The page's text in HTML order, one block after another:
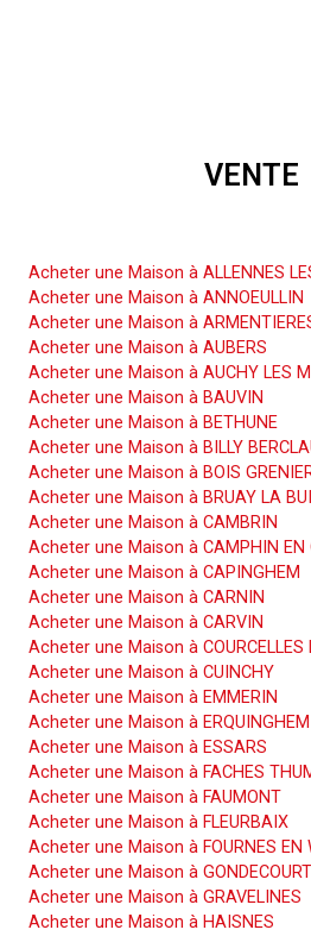
VENTE
Acheter une Maison à ALLENNES
Acheter une Maison à ANNOEULLIN
Acheter une Maison à
Acheter une Maison à AUBERS
Acheter une Maison à AUCHY LES
Acheter une Maison à BAUVIN
Acheter une Maison à BETHUNE
Acheter une Maison à BILLY
Acheter une Maison à BOIS
Acheter une Maison à BRUAY LA
Acheter une Maison à CAMBRIN
Acheter une Maison à CAMPHIN EN
Acheter une Maison à CAPINGHEM
Acheter une Maison à CARNIN
Acheter une Maison à CARVIN
Acheter une Maison à COURCELLES
Acheter une Maison à CUINCHY
Acheter une Maison à EMMERIN
Acheter une Maison à ERQUINGHEM
Acheter une Maison à ESSARS
Acheter une Maison à FACHES
Acheter une Maison à FAUMONT
Acheter une Maison à FLEURBAIX
Acheter une Maison à FOURNES EN
Acheter une Maison à GONDECOURT
Acheter une Maison à GRAVELINES
Acheter une Maison à HAISNES